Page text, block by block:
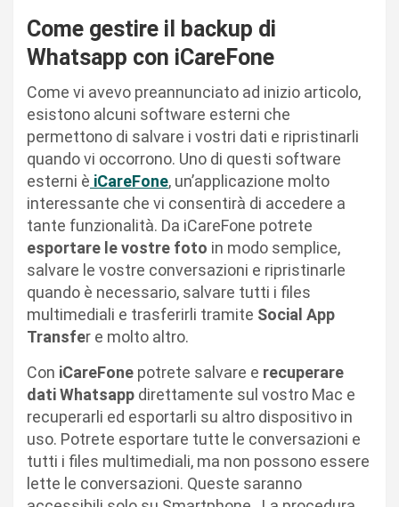
Come gestire il backup di
Whatsapp con iCareFone
Come vi avevo preannunciato ad inizio articolo,
esistono alcuni software esterni che
permettono di salvare i vostri dati e ripristinarli
quando vi occorrono. Uno di questi software
esterni è iCareFone, un’applicazione molto
interessante che vi consentirà di accedere a
tante funzionalità. Da iCareFone potrete
esportare le vostre foto in modo semplice,
salvare le vostre conversazioni e ripristinarle
quando è necessario, salvare tutti i files
multimediali e trasferirli tramite Social App
Transfer e molto altro.
Con iCareFone potrete salvare e recuperare
dati Whatsapp direttamente sul vostro Mac e
recuperarli ed esportarli su altro dispositivo in
uso. Potrete esportare tutte le conversazioni e
tutti i files multimediali, ma non possono essere
lette le conversazioni. Queste saranno